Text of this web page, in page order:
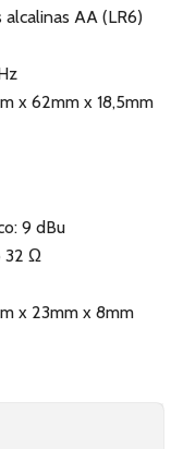
AA (LR6)
x 62mm x 18,5mm
9 dBu
32 Ω
x 23mm x 8mm